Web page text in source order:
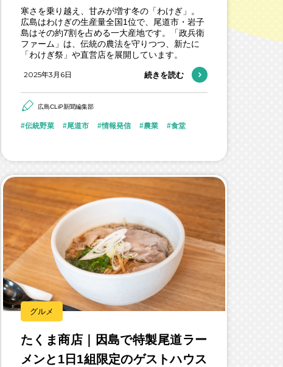
寒さを乗り越え、甘みが増す冬の「わけぎ」。
広島はわけぎの生産量全国1位で、尾道市・岩子
島はその約7割を占める一大産地です。「政兵衛
ファーム」は、伝統の農法を守りつつ、新たに
「わけぎ祭」や直営店を展開しています。
2025年3月6日 続きを読む
広島CLiP新聞編集部
伝統野菜 尾道市 情報発信 農業 食堂
グルメ
たくま商店｜因島で特製尾道ラー
メンと1日1組限定のゲストハウス